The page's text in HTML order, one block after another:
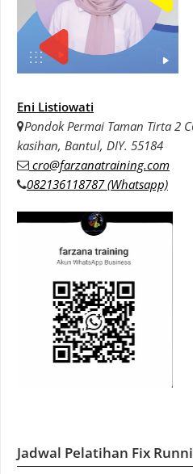
Eni Listiowati
Pondok Permai Taman Tirta 2
kasihan, Bantul, DIY. 55184
cro@farzanatraining.com
082136118787 (Whatsapp)
Jadwal Pelatihan Fix